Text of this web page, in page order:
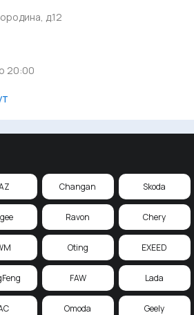
д.12
20:00
Changan Skoda
Ravon Chery
Oting EXEED
FAW Lada
Omoda Geely